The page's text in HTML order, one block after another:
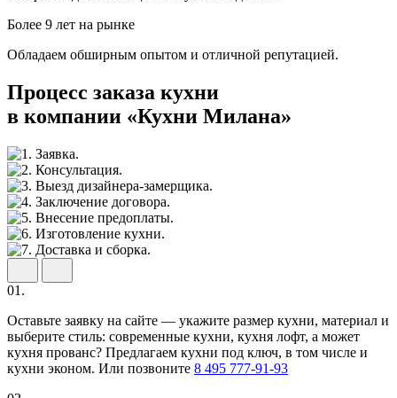
Более 9 лет на рынке
Обладаем обширным опытом и отличной репутацией.
Процесс заказа кухни
в компании «Кухни Милана»
01.
Оставьте заявку на сайте — укажите размер кухни, материал и
выберите стиль: современные кухни, кухня лофт, а может
кухня прованс? Предлагаем кухни под ключ, в том числе и
кухни эконом. Или позвоните 8 495 777-91-93